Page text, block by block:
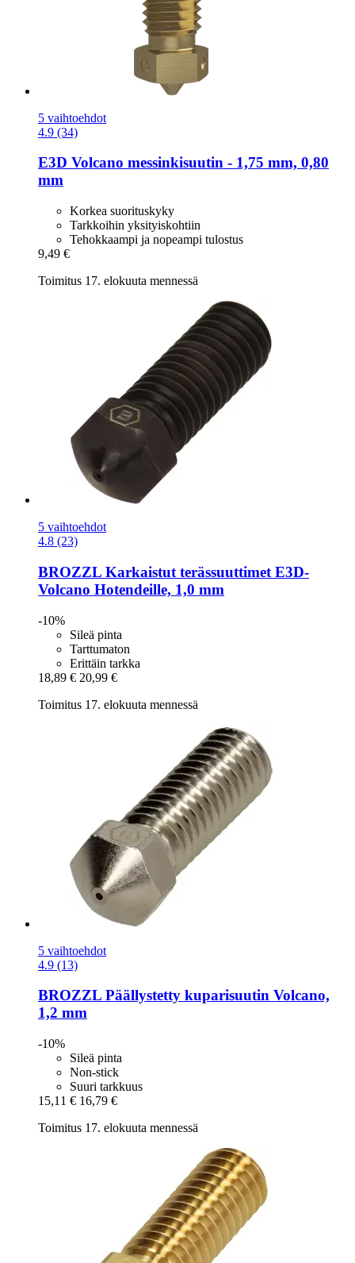
5 vaihtoehdot
4.9 (34)
E3D Volcano messinkisuutin -​ 1,75 mm, 0,80
mm
Korkea suorituskyky
Tarkkoihin yksityiskohtiin
Tehokkaampi ja nopeampi tulostus
9,49 €
Toimitus 17. elokuuta mennessä
5 vaihtoehdot
4.8 (23)
BROZZL Karkaistut terässuuttimet E3D-​
Volcano Hotendeille, 1,0 mm
-10%
Sileä pinta
Tarttumaton
Erittäin tarkka
18,89 € 20,99 €
Toimitus 17. elokuuta mennessä
5 vaihtoehdot
4.9 (13)
BROZZL Päällystetty kuparisuutin Volcano,
1,2 mm
-10%
Sileä pinta
Non-stick
Suuri tarkkuus
15,11 € 16,79 €
Toimitus 17. elokuuta mennessä